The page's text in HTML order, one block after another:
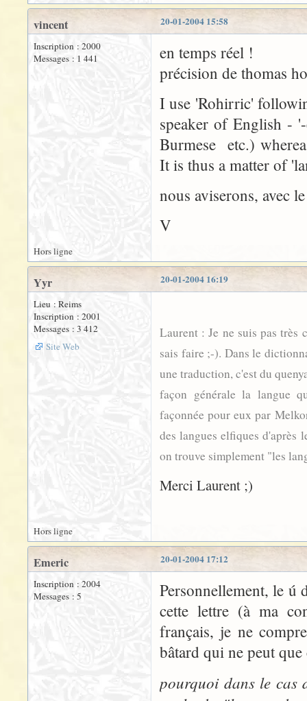
20-01-2004 15:58
vincent
Inscription : 2000
Messages : 1 441
en temps réel !
précision de thomas
I use 'Rohirric'
speaker of English - '-
Burmese etc.)
It is thus a matter of
nous aviserons, avec
V
Hors ligne
20-01-2004 16:19
Yyr
Lieu : Reims
Inscription : 2001
Messages : 3 412
Site Web
Laurent : Je ne suis pas très
sais faire ;-). Dans le
une traduction, c'est du
façon générale la langue
façonnée pour eux par
des langues elfiques d'après
on trouve simplement "les
Merci Laurent ;)
Hors ligne
20-01-2004 17:12
Emeric
Inscription : 2004
Messages : 5
Personnellement, le ú
cette lettre (à ma
français, je ne
bâtard qui ne peut
pourquoi dans le cas